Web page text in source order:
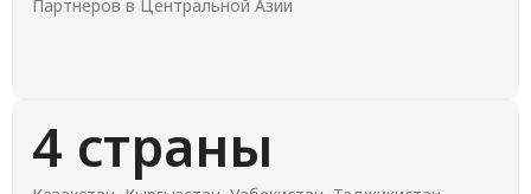
Партнеров в Центральной Азии
4 страны